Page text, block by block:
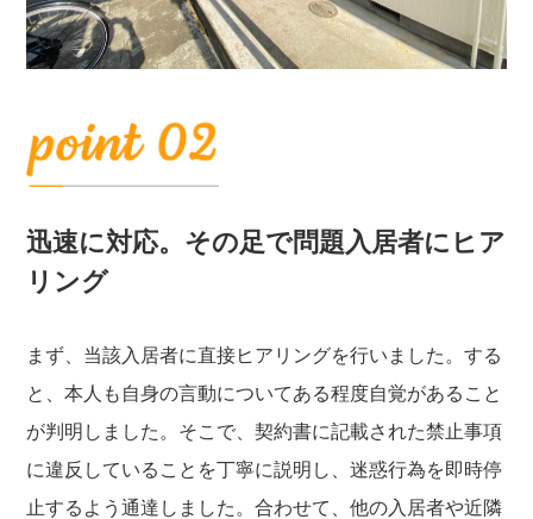
迅速に対応。その足で問題入居者にヒア
リング
まず、当該入居者に直接ヒアリングを行いました。する
と、本人も自身の言動についてある程度自覚があること
が判明しました。そこで、契約書に記載された禁止事項
に違反していることを丁寧に説明し、迷惑行為を即時停
止するよう通達しました。合わせて、他の入居者や近隣